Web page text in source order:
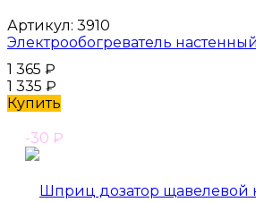
Артикул: 3910
Электрообогреватель
1 365 ₽
1 335 ₽
Купить
-30 ₽